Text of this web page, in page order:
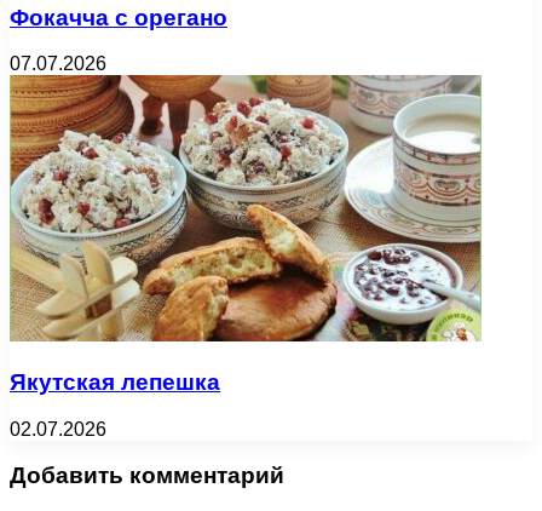
Фокачча с орегано
07.07.2026
Якутская лепешка
02.07.2026
Добавить комментарий